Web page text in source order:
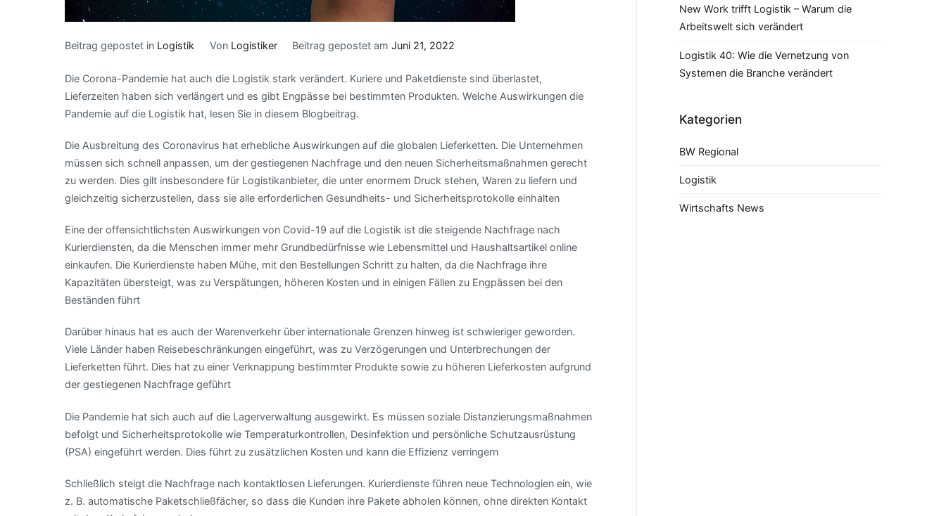
Beitrag gepostet in Logistik Von Logistiker Beitrag gepostet amJuni 21, 2022
Die Corona-Pandemie hat auch die Logistik stark verändert. Kuriere und Paketdienste sind überlastet,
Lieferzeiten haben sich verlängert und es gibt Engpässe bei bestimmten Produkten. Welche Auswirkungen die
Pandemie auf die Logistik hat, lesen Sie in diesem Blogbeitrag.
Die Ausbreitung des Coronavirus hat erhebliche Auswirkungen auf die globalen Lieferketten. Die Unternehmen
müssen sich schnell anpassen, um der gestiegenen Nachfrage und den neuen Sicherheitsmaßnahmen gerecht
zu werden. Dies gilt insbesondere für Logistikanbieter, die unter enormem Druck stehen, Waren zu liefern und
gleichzeitig sicherzustellen, dass sie alle erforderlichen Gesundheits- und Sicherheitsprotokolle einhalten
Eine der offensichtlichsten Auswirkungen von Covid-19 auf die Logistik ist die steigende Nachfrage nach
Kurierdiensten, da die Menschen immer mehr Grundbedürfnisse wie Lebensmittel und Haushaltsartikel online
einkaufen. Die Kurierdienste haben Mühe, mit den Bestellungen Schritt zu halten, da die Nachfrage ihre
Kapazitäten übersteigt, was zu Verspätungen, höheren Kosten und in einigen Fällen zu Engpässen bei den
Beständen führt
Darüber hinaus hat es auch der Warenverkehr über internationale Grenzen hinweg ist schwieriger geworden.
Viele Länder haben Reisebeschränkungen eingeführt, was zu Verzögerungen und Unterbrechungen der
Lieferketten führt. Dies hat zu einer Verknappung bestimmter Produkte sowie zu höheren Lieferkosten aufgrund
der gestiegenen Nachfrage geführt
Die Pandemie hat sich auch auf die Lagerverwaltung ausgewirkt. Es müssen soziale Distanzierungsmaßnahmen
befolgt und Sicherheitsprotokolle wie Temperaturkontrollen, Desinfektion und persönliche Schutzausrüstung
(PSA) eingeführt werden. Dies führt zu zusätzlichen Kosten und kann die Effizienz verringern
Schließlich steigt die Nachfrage nach kontaktlosen Lieferungen. Kurierdienste führen neue Technologien ein, wie
z. B. automatische Paketschließfächer, so dass die Kunden ihre Pakete abholen können, ohne direkten Kontakt
New Work trifft Logistik – Warum die
Arbeitswelt sich verändert
Logistik 40: Wie die Vernetzung von
Systemen die Branche verändert
Kategorien
BW Regional
Logistik
Wirtschafts News